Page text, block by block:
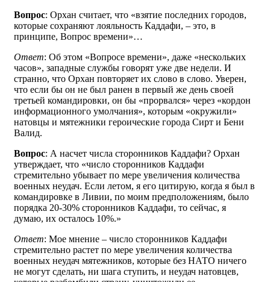
Вопрос: Орхан считает, что «взятие последних городов,
которые сохраняют лояльность Каддафи, – это, в
принципе, Вопрос времени»…
Ответ: Об этом «Вопросе времени», даже «нескольких
часов», западные службы говорят уже две недели. И
странно, что Орхан повторяет их слово в слово. Уверен,
что если бы он не был ранен в первый же день своей
третьей командировки, он бы «прорвался» через «кордон
информационного умолчания», которым «окружили»
натовцы и мятежники героические города Сирт и Бени
Валид.
Вопрос: А насчет числа сторонников Каддафи? Орхан
утверждает, что «число сторонников Каддафи
стремительно убывает по мере увеличения количества
военных неудач. Если летом, я его цитирую, когда я был в
командировке в Ливии, по моим предположениям, было
порядка 20-30% сторонников Каддафи, то сейчас, я
думаю, их осталось 10%.»
Ответ: Мое мнение – число сторонников Каддафи
стремительно растет по мере увеличения количества
военных неудач мятежников, которые без НАТО ничего
не могут сделать, ни шага ступить, и неудач натовцев,